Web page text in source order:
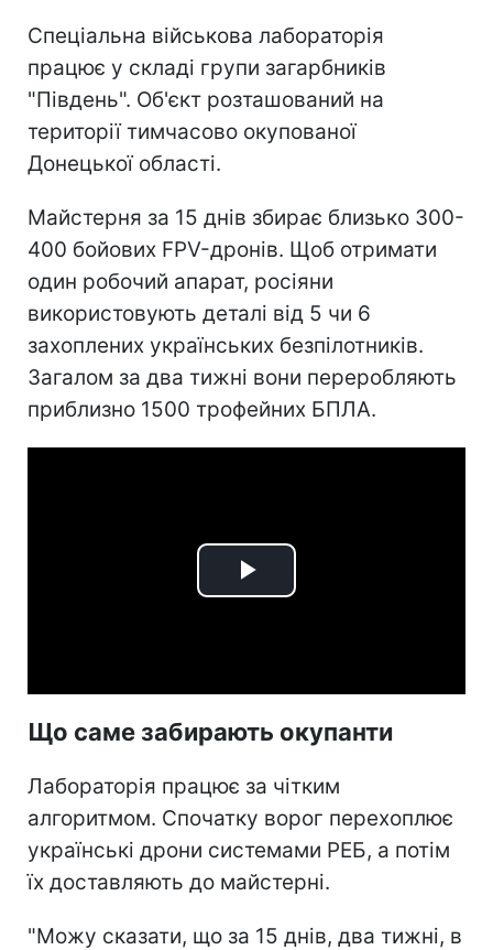
Спеціальна військова лабораторія
працює у складі групи загарбників
"Південь". Об'єкт розташований на
території тимчасово окупованої
Донецької області.
Майстерня за 15 днів збирає близько 300-
400 бойових FPV-дронів. Щоб отримати
один робочий апарат, росіяни
використовують деталі від 5 чи 6
захоплених українських безпілотників.
Загалом за два тижні вони переробляють
приблизно 1500 трофейних БПЛА.
Play
Що саме забирають окупанти
Лабораторія працює за чітким
алгоритмом. Спочатку ворог перехоплює
українські дрони системами РЕБ, а потім
їх доставляють до майстерні.
"Можу сказати, що за 15 днів, два тижні, в